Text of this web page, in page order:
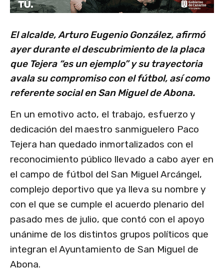
El alcalde, Arturo Eugenio González, afirmó
ayer durante el descubrimiento de la placa
que Tejera “es un ejemplo” y su trayectoria
avala su compromiso con el fútbol, así como
referente social en San Miguel de Abona.
En un emotivo acto, el trabajo, esfuerzo y
dedicación del maestro sanmiguelero Paco
Tejera han quedado inmortalizados con el
reconocimiento público llevado a cabo ayer en
el campo de fútbol del San Miguel Arcángel,
complejo deportivo que ya lleva su nombre y
con el que se cumple el acuerdo plenario del
pasado mes de julio, que contó con el apoyo
unánime de los distintos grupos políticos que
integran el Ayuntamiento de San Miguel de
Abona.